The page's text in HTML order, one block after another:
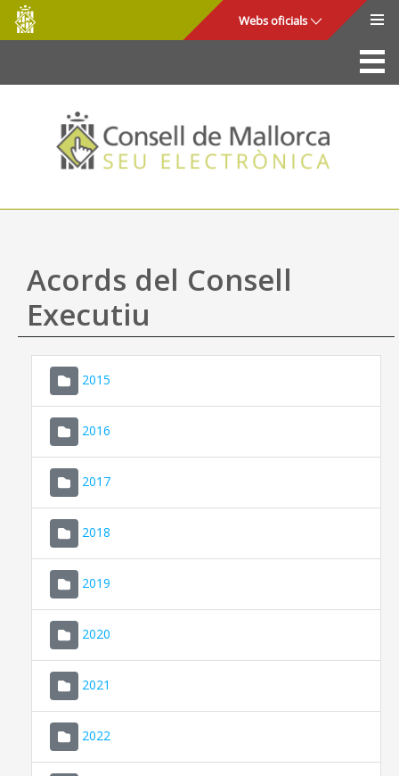
Salta al contingut principal
Consell
de
Mallorca
Webs oficials
La Seu
Consell de Mallorca
Accés i seguretat
Utilitats
Ajuda
Acords del Consell
Executiu
2015
2016
2017
2018
2019
2020
2021
2022